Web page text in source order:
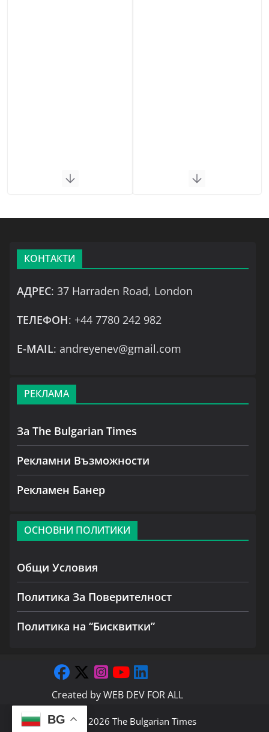
КОНТАКТИ
АДРЕС: 37 Harraden Road, London
ТЕЛЕФОН: +44 7780 242 982
Е-MAIL: andreyenev@gmail.com
РЕКЛАМА
За The Bulgarian Times
Рекламни Възможности
Рекламен Банер
ОСНОВНИ ПОЛИТИКИ
Общи Условия
Политика За Поверителност
Политика на “Бисквитки”
Created byWEB DEV FOR ALL
Copyright © 2026 The Bulgarian Times
BG